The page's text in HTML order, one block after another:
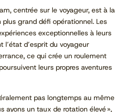
centrée sur le voyageur, est à la
grand défi opérationnel. Les
exceptionnelles à leurs
l’état d’esprit du voyageur
ce qui crée un roulement
leurs propres aventures
pas longtemps au même
ayons un taux de rotation élevé »,